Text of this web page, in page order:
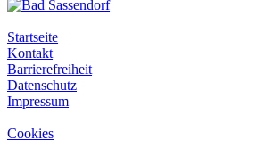
Startseite
Kontakt
Barrierefreiheit
Datenschutz
Impressum
Cookies